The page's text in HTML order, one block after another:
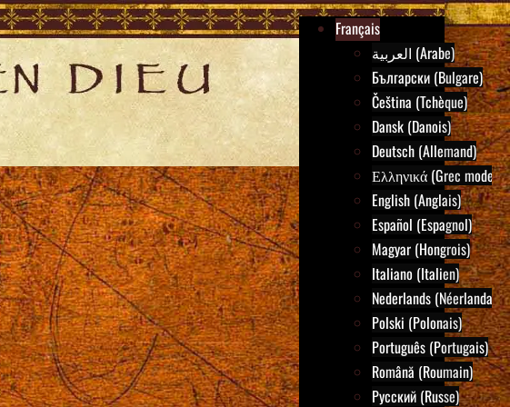
Français
العربية (Arabe)
Български (Bulgare)
Čeština (Tchèque)
Dansk (Danois)
Deutsch (Allemand)
Ελληνικά (Grec
English (Anglais)
Español (Espagnol)
Magyar (Hongrois)
Italiano (Italien)
Nederlands (Néerlandais)
Polski (Polonais)
Português (Portugais)
Română (Roumain)
Русский (Russe)